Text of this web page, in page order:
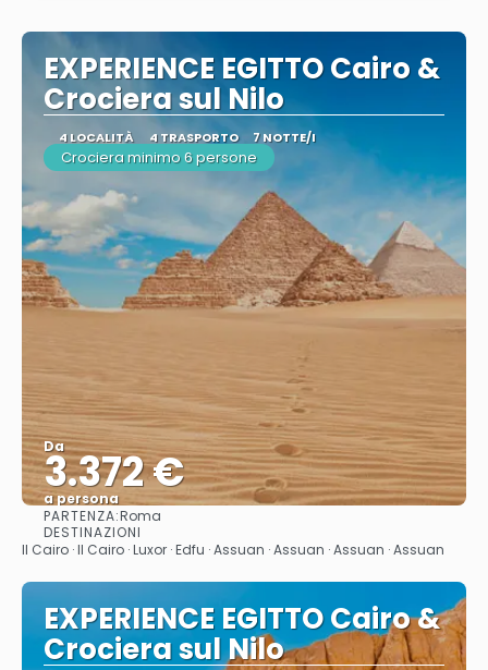
EXPERIENCE EGITTO Cairo &
Crociera sul Nilo
4 LOCALITÀ 4 TRASPORTO 7 NOTTE/I
Crociera minimo 6 persone
Da
3.372 €
a persona
PARTENZA:Roma
DESTINAZIONI
Il Cairo · Il Cairo · Luxor · Edfu · Assuan · Assuan · Assuan · Assuan
EXPERIENCE EGITTO Cairo &
Crociera sul Nilo